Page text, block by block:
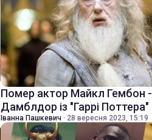
Помер актор Майкл Гембон -
Дамблдор із "Гаррі Поттера"
Іванна Пашкевич · 28 вересня 2023, 15:19